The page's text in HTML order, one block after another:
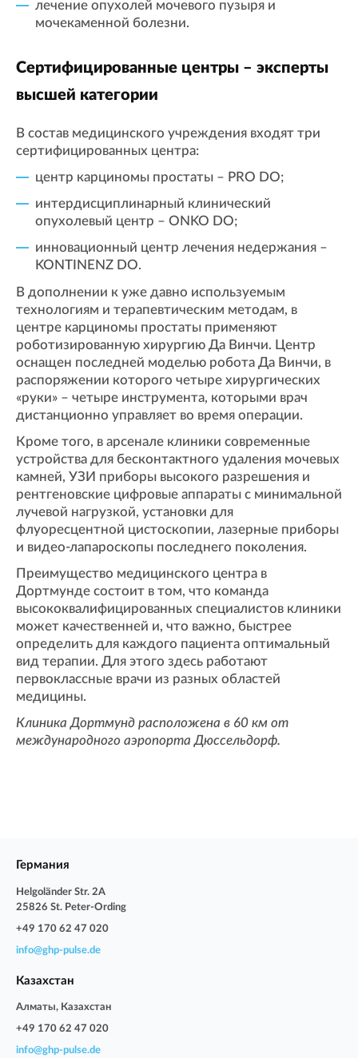
лечение опухолей мочевого пузыря и
мочекаменной болезни.
Сертифицированные центры – эксперты
высшей категории
В состав медицинского учреждения входят три
сертифицированных центра:
центр карциномы простаты – PRO DO;
интердисциплинарный клинический
опухолевый центр – ONKO DO;
инновационный центр лечения недержания –
KONTINENZ DO.
В дополнении к уже давно используемым
технологиям и терапевтическим методам, в
центре карциномы простаты применяют
роботизированную хирургию Да Винчи. Центр
оснащен последней моделью робота Да Винчи, в
распоряжении которого четыре хирургических
«руки» – четыре инструмента, которыми врач
дистанционно управляет во время операции.
Кроме того, в арсенале клиники современные
устройства для бесконтактного удаления мочевых
камней, УЗИ приборы высокого разрешения и
рентгеновские цифровые аппараты с минимальной
лучевой нагрузкой, установки для
флуоресцентной цистоскопии, лазерные приборы
и видео-лапароскопы последнего поколения.
Преимущество медицинского центра в
Дортмунде состоит в том, что команда
высококвалифицированных специалистов клиники
может качественней и, что важно, быстрее
определить для каждого пациента оптимальный
вид терапии. Для этого здесь работают
первоклассные врачи из разных областей
медицины.
Клиника Дортмунд расположена в 60 км от
международного аэропорта Дюссельдорф.
Германия
Helgoländer Str. 2A
25826 St. Peter-Ording
+49 170 62 47 020
info@ghp-pulse.de
Казахстан
Алматы, Казахстан
+49 170 62 47 020
info@ghp-pulse.de